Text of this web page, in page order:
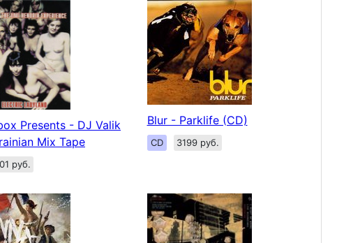
Presents - DJ Valik
Mix Tape
руб.
Blur - Parklife (CD)
CD 3199 руб.